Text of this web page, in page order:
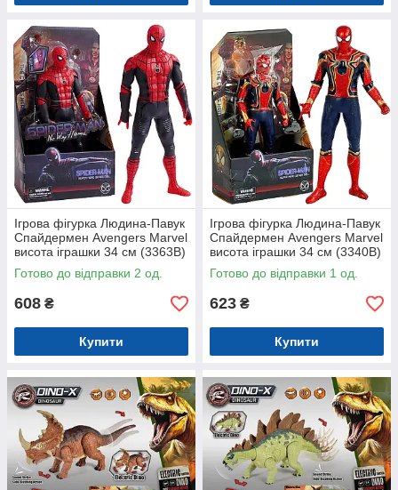
Ігрова фігурка Людина-Павук
Спайдермен Avengers Marvel
висота іграшки 34 см (3363B)
Готово до відправки 2 од.
608 ₴
Купити
Ігрова фігурка Людина-Павук
Спайдермен Avengers Marvel
висота іграшки 34 см (3340B)
Готово до відправки 1 од.
623 ₴
Купити